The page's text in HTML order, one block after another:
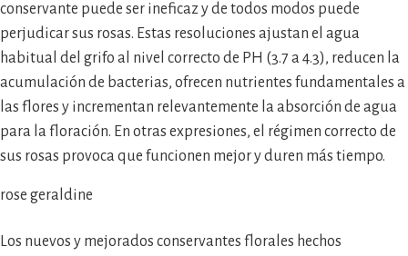
conservante puede ser ineficaz y de todos modos puede
perjudicar sus rosas. Estas resoluciones ajustan el agua
habitual del grifo al nivel correcto de PH (3.7 a 4.3), reducen la
acumulación de bacterias, ofrecen nutrientes fundamentales a
las flores y incrementan relevantemente la absorción de agua
para la floración. En otras expresiones, el régimen correcto de
sus rosas provoca que funcionen mejor y duren más tiempo.
rose geraldine
Los nuevos y mejorados conservantes florales hechos